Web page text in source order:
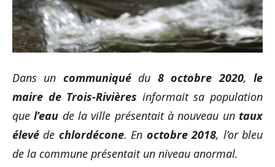
Dans un communiquédu 8 octobre 2020,le
maire de Trois-Rivières informait sa population
quel’eau de la ville présentait à nouveau un taux
élevé de chlordécone. En octobre 2018, l’or bleu
de la commune présentait un niveau anormal.